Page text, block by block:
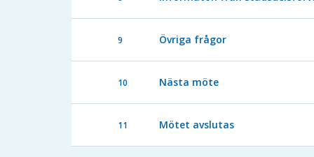
9 Övriga frågor
10 Nästa möte
11 Mötet avslutas